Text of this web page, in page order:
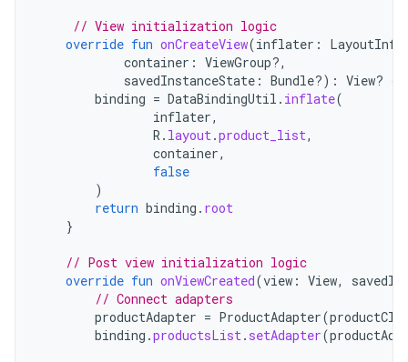
// View initialization logic
override fun onCreateView(inflater :
container : ViewGroup?,
savedInstanceState : Bundle?) : View? {
binding = DataBindingUtil . inflate(
inflater,
R . layout.product_list,
container,
false
)
return binding . root
}
// Post view initialization logic
override fun onViewCreated(view : View,
// Connect adapters
productAdapter = ProductAdapter(
binding .productsList. setAdapter(